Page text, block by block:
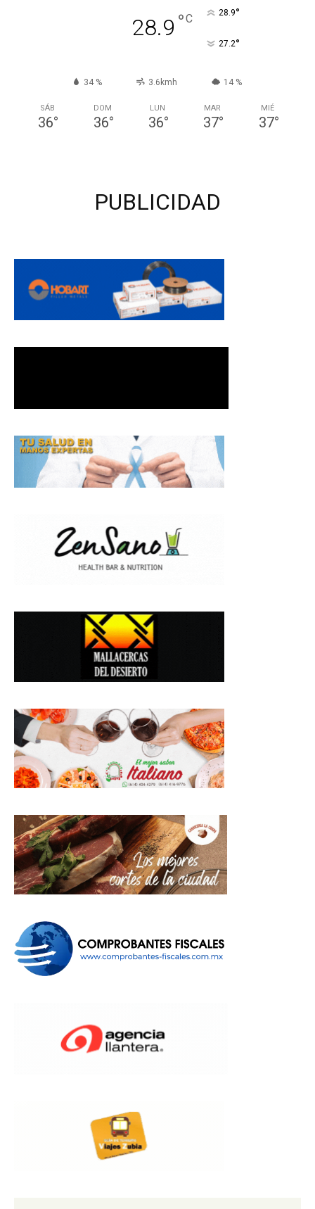
28.9 °C 28.9°
27.2°
34 % 3.6kmh 14 %
SÁB
36°
DOM
36°
LUN
36°
MAR
37°
MIÉ
37°
PUBLICIDAD